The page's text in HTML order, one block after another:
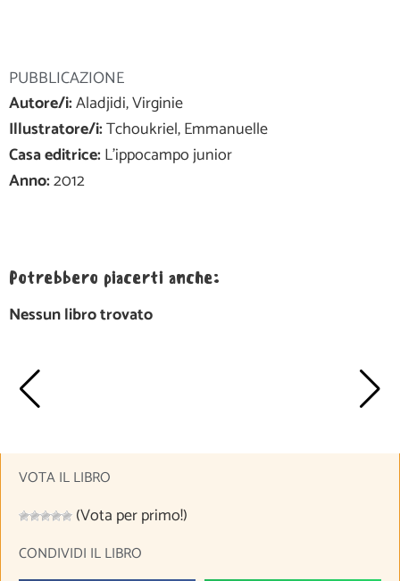
PUBBLICAZIONE
Autore/i:Aladjidi, Virginie
Illustratore/i:Tchoukriel, Emmanuelle
Casa editrice:L'ippocampo junior
Anno:2012
Potrebbero piacerti anche:
Nessun libro trovato
VOTA IL LIBRO
(Vota per primo!)
CONDIVIDI IL LIBRO